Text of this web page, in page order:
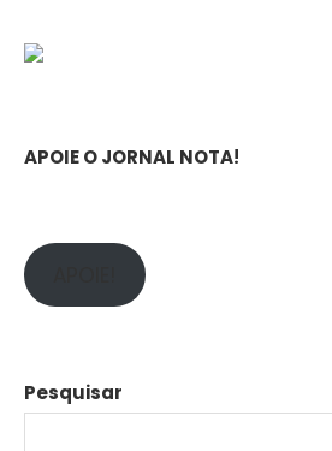
APOIE O JORNAL NOTA!
Pesquisar